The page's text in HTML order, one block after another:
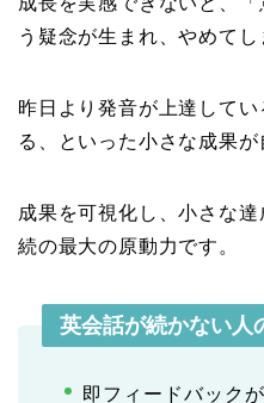
う疑念が生まれ、やめてし
昨日より発音が上達して
る、といった小さな成果が
成果を可視化し、小さな
続の最大の原動力です。
英会話が続かない人
即フィードバック